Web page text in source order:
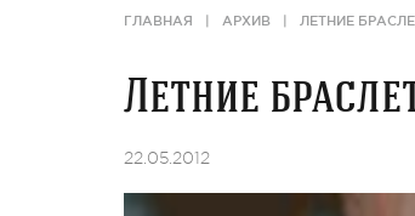
ГЛАВНАЯ АРХИВ ЛЕТНИЕ
Летние
22.05.2012